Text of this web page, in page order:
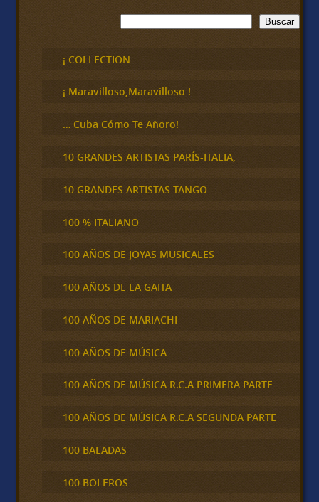
B
u
c
a
Buscar
¡ COLLECTION
¡ Maravilloso,Maravilloso !
… Cuba Cómo Te Añoro!
10 GRANDES ARTISTAS PARÍS-ITALIA,
10 GRANDES ARTISTAS TANGO
100 % ITALIANO
100 AÑOS DE JOYAS MUSICALES
100 AÑOS DE LA GAITA
100 AÑOS DE MARIACHI
100 AÑOS DE MÚSICA
100 AÑOS DE MÚSICA R.C.A PRIMERA PARTE
100 AÑOS DE MÚSICA R.C.A SEGUNDA PARTE
100 BALADAS
100 BOLEROS